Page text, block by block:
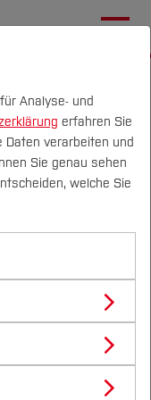
Quicklinks
Einrichtungen
(FB M)
Analyse- und
erfahren Sie
Daten verarbeiten und
Sie genau sehen
welche Sie